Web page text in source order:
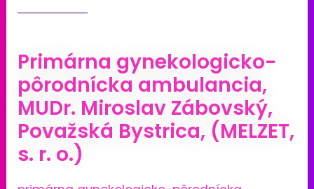
Primárna gynekologicko-
pôrodnícka ambulancia,
MUDr. Miroslav Zábovský,
Považská Bystrica, (MELZET,
s. r. o.)